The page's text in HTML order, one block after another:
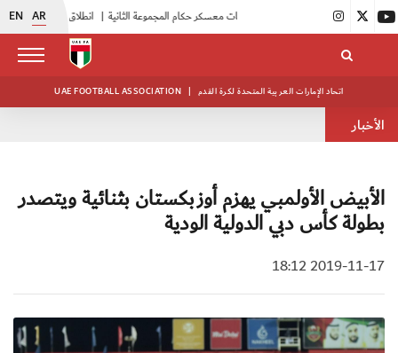
EN AR انطلاق منافسات بطولة النخبة لحرس الرئاسة | |
UAE FOOTBALL ASSOCIATION | اتحاد الإمارات العربية المتحدة لكرة القدم
الأخبار
الأبيض الأولمبي يهزم أوزبكستان بثنائية ويتصدر
بطولة كأس دبي الدولية الودية
2019-11-17 18:12